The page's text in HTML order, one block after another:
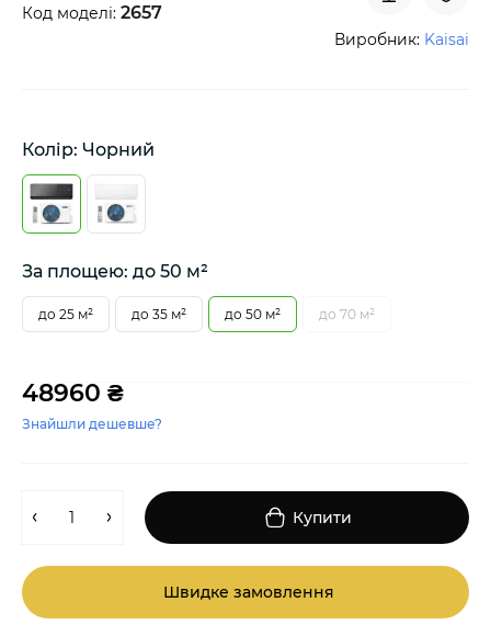
Код моделі: 2657
Виробник: Kaisai
Колір: Чорний
За площею: до 50 м²
до 25 м² до 35 м² до 50 м² до 70 м²
48960 ₴
Знайшли дешевше?
Купити
Швидке замовлення